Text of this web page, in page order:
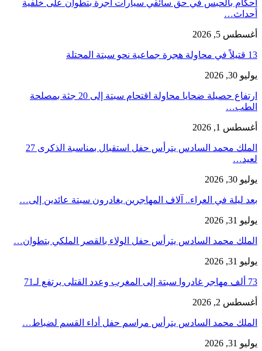
أحكام بالحبس في حق سائقي سيارات أجرة بتطوان على خلفية
أحداث…
أغسطس 5, 2026
13 قتيلاً في محاولة هجرة جماعية نحو سبتة المحتلة
يوليو 30, 2026
ارتفاع حصيلة ضحايا محاولة اقتحام سبتة إلى 20 جثة بمصلحة
الطب…
أغسطس 1, 2026
الملك محمد السادس يترأس حفل استقبال بمناسبة الذكرى 27
لعيد…
يوليو 30, 2026
بعد ليلة في العراء.. آلاف المهاجرين يغادرون سبتة عائدين إلى…
يوليو 31, 2026
الملك محمد السادس يترأس حفل الولاء بالقصر الملكي بتطوان…
يوليو 31, 2026
73 ألف مهاجر غادروا سبتة إلى المغرب وعدد القتلى يرتفع لـ71
أغسطس 2, 2026
الملك محمد السادس يترأس مراسم حفل أداء القسم لضباط…
يوليو 31, 2026